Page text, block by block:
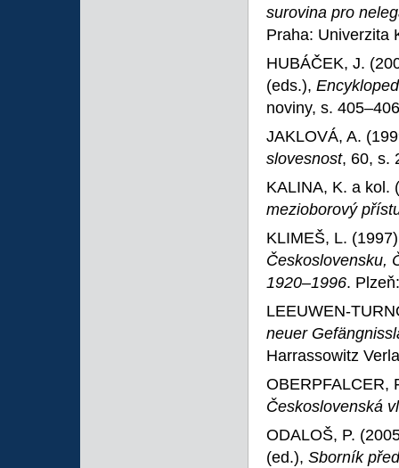
surovina pro
Praha: Univerzita
HUBÁČEK, J.
(eds.),
noviny, s.
JAKLOVÁ, A.
slovesnost, 60, s.
KALINA, K. a kol.
mezioborový
KLIMEŠ, L.
Československu,
1920–1996.
LEEUWEN-
neuer
Harrassowitz
OBERPFALCER,
Československá
ODALOŠ, P.
(ed.), Sborník